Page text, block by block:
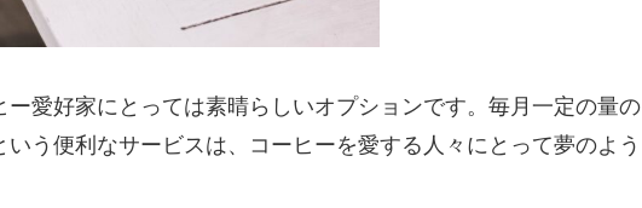
ー愛好家にとっては素晴らしいオプションです。毎月一定の量の
う便利なサービスは、コーヒーを愛する人々にとって夢のよう